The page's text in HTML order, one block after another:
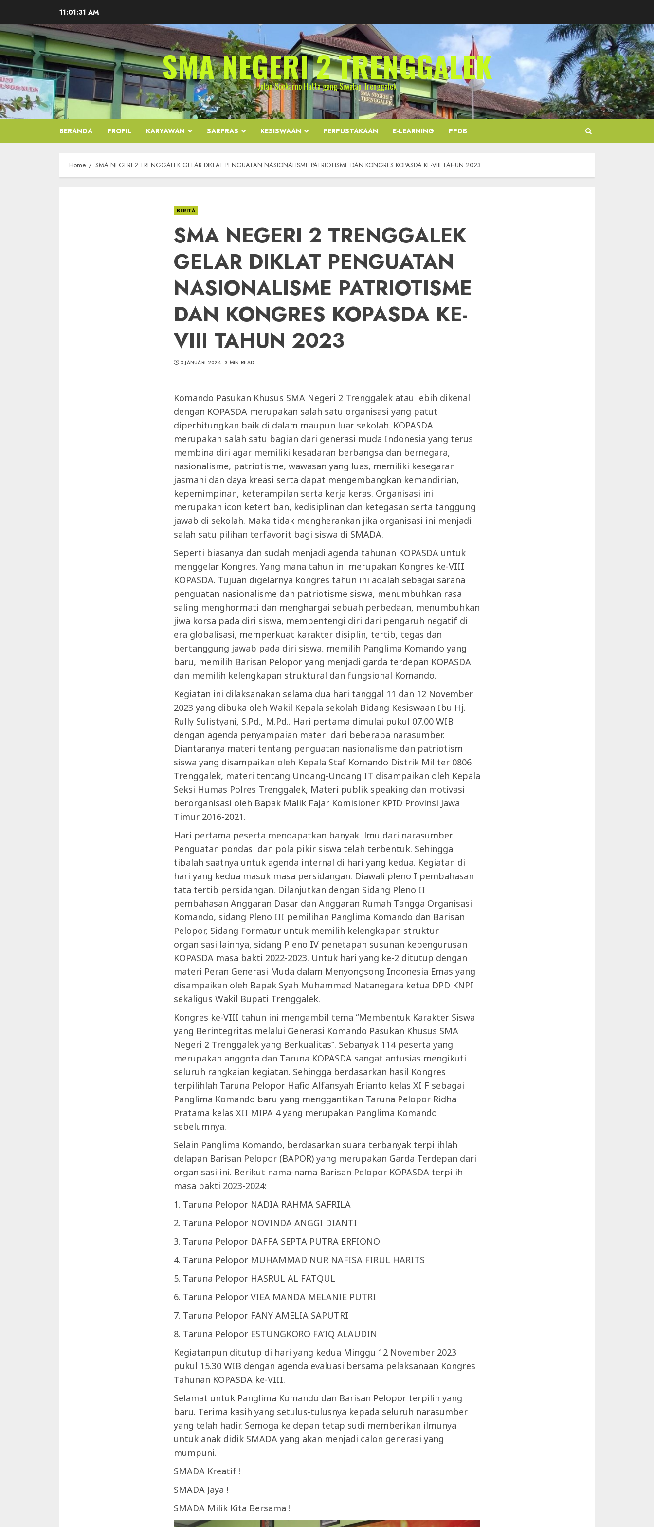
content
11:01:33 AM
SMA NEGERI 2 TRENGGALEK
Jalan Soekarno Hatta gang Siwalan Trenggalek
BERANDA PROFIL KARYAWAN SARPRAS KESISWAAN PERPUSTAKAAN E-LEARNING PPDB
Home SMA NEGERI 2 TRENGGALEK GELAR DIKLAT PENGUATAN NASIONALISME PATRIOTISME DAN KONGRES KOPASDA KE-VIII TAHUN 2023
BERITA
SMA NEGERI 2 TRENGGALEK
GELAR DIKLAT PENGUATAN
NASIONALISME PATRIOTISME
DAN KONGRES KOPASDA KE-
VIII TAHUN 2023
3 JANUARI 2024 3 MIN READ
Komando Pasukan Khusus SMA Negeri 2 Trenggalek atau lebih dikenal
dengan KOPASDA merupakan salah satu organisasi yang patut
diperhitungkan baik di dalam maupun luar sekolah. KOPASDA
merupakan salah satu bagian dari generasi muda Indonesia yang terus
membina diri agar memiliki kesadaran berbangsa dan bernegara,
nasionalisme, patriotisme, wawasan yang luas, memiliki kesegaran
jasmani dan daya kreasi serta dapat mengembangkan kemandirian,
kepemimpinan, keterampilan serta kerja keras. Organisasi ini
merupakan icon ketertiban, kedisiplinan dan ketegasan serta tanggung
jawab di sekolah. Maka tidak mengherankan jika organisasi ini menjadi
salah satu pilihan terfavorit bagi siswa di SMADA.
Seperti biasanya dan sudah menjadi agenda tahunan KOPASDA untuk
menggelar Kongres. Yang mana tahun ini merupakan Kongres ke-VIII
KOPASDA. Tujuan digelarnya kongres tahun ini adalah sebagai sarana
penguatan nasionalisme dan patriotisme siswa, menumbuhkan rasa
saling menghormati dan menghargai sebuah perbedaan, menumbuhkan
jiwa korsa pada diri siswa, membentengi diri dari pengaruh negatif di
era globalisasi, memperkuat karakter disiplin, tertib, tegas dan
bertanggung jawab pada diri siswa, memilih Panglima Komando yang
baru, memilih Barisan Pelopor yang menjadi garda terdepan KOPASDA
dan memilih kelengkapan struktural dan fungsional Komando.
Kegiatan ini dilaksanakan selama dua hari tanggal 11 dan 12 November
2023 yang dibuka oleh Wakil Kepala sekolah Bidang Kesiswaan Ibu Hj.
Rully Sulistyani, S.Pd., M.Pd.. Hari pertama dimulai pukul 07.00 WIB
dengan agenda penyampaian materi dari beberapa narasumber.
Diantaranya materi tentang penguatan nasionalisme dan patriotism
siswa yang disampaikan oleh Kepala Staf Komando Distrik Militer 0806
Trenggalek, materi tentang Undang-Undang IT disampaikan oleh Kepala
Seksi Humas Polres Trenggalek, Materi publik speaking dan motivasi
berorganisasi oleh Bapak Malik Fajar Komisioner KPID Provinsi Jawa
Timur 2016-2021.
Hari pertama peserta mendapatkan banyak ilmu dari narasumber.
Penguatan pondasi dan pola pikir siswa telah terbentuk. Sehingga
tibalah saatnya untuk agenda internal di hari yang kedua. Kegiatan di
hari yang kedua masuk masa persidangan. Diawali pleno I pembahasan
tata tertib persidangan. Dilanjutkan dengan Sidang Pleno II
pembahasan Anggaran Dasar dan Anggaran Rumah Tangga Organisasi
Komando, sidang Pleno III pemilihan Panglima Komando dan Barisan
Pelopor, Sidang Formatur untuk memilih kelengkapan struktur
organisasi lainnya, sidang Pleno IV penetapan susunan kepengurusan
KOPASDA masa bakti 2022-2023. Untuk hari yang ke-2 ditutup dengan
materi Peran Generasi Muda dalam Menyongsong Indonesia Emas yang
disampaikan oleh Bapak Syah Muhammad Natanegara ketua DPD KNPI
sekaligus Wakil Bupati Trenggalek.
Kongres ke-VIII tahun ini mengambil tema “Membentuk Karakter Siswa
yang Berintegritas melalui Generasi Komando Pasukan Khusus SMA
Negeri 2 Trenggalek yang Berkualitas”. Sebanyak 114 peserta yang
merupakan anggota dan Taruna KOPASDA sangat antusias mengikuti
seluruh rangkaian kegiatan. Sehingga berdasarkan hasil Kongres
terpilihlah Taruna Pelopor Hafid Alfansyah Erianto kelas XI F sebagai
Panglima Komando baru yang menggantikan Taruna Pelopor Ridha
Pratama kelas XII MIPA 4 yang merupakan Panglima Komando
sebelumnya.
Selain Panglima Komando, berdasarkan suara terbanyak terpilihlah
delapan Barisan Pelopor (BAPOR) yang merupakan Garda Terdepan dari
organisasi ini. Berikut nama-nama Barisan Pelopor KOPASDA terpilih
masa bakti 2023-2024:
1. Taruna Pelopor NADIA RAHMA SAFRILA
2. Taruna Pelopor NOVINDA ANGGI DIANTI
3. Taruna Pelopor DAFFA SEPTA PUTRA ERFIONO
4. Taruna Pelopor MUHAMMAD NUR NAFISA FIRUL HARITS
5. Taruna Pelopor HASRUL AL FATQUL
6. Taruna Pelopor VIEA MANDA MELANIE PUTRI
7. Taruna Pelopor FANY AMELIA SAPUTRI
8. Taruna Pelopor ESTUNGKORO FA’IQ ALAUDIN
Kegiatanpun ditutup di hari yang kedua Minggu 12 November 2023
pukul 15.30 WIB dengan agenda evaluasi bersama pelaksanaan Kongres
Tahunan KOPASDA ke-VIII.
Selamat untuk Panglima Komando dan Barisan Pelopor terpilih yang
baru. Terima kasih yang setulus-tulusnya kepada seluruh narasumber
yang telah hadir. Semoga ke depan tetap sudi memberikan ilmunya
untuk anak didik SMADA yang akan menjadi calon generasi yang
mumpuni.
SMADA Kreatif !
SMADA Jaya !
SMADA Milik Kita Bersama !